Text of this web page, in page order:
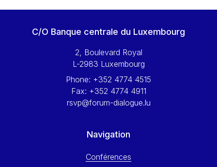
Walter Hagg
Wolfgang Ketterle
Yossi Beillin
Yves FRANCHET
C/O Banque centrale du Luxembourg
2, Boulevard Royal
L-2983 Luxembourg
Phone: +352 4774 4515
Fax: +352 4774 4911
rsvp@forum-dialogue.lu
Navigation
Conférences